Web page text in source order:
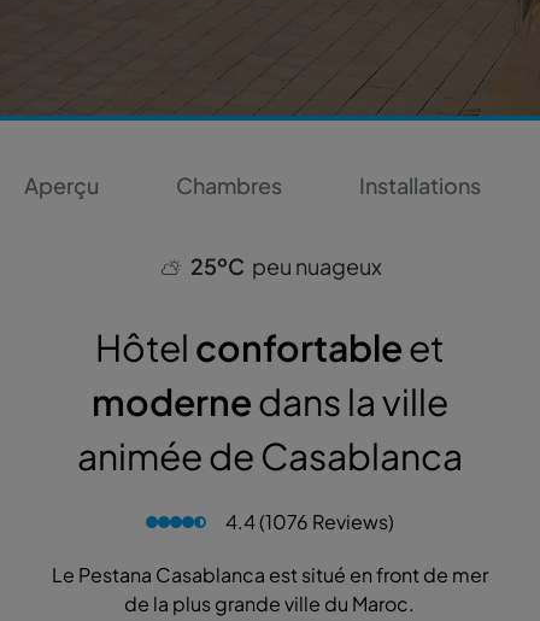
Aperçu Chambres Installations
25ºC peu nuageux
Hôtel confortableet
modernedans la ville
animée de Casablanca
4.4 (1076 Reviews)
Le Pestana Casablanca est situé en front de mer
de la plus grande ville du Maroc.